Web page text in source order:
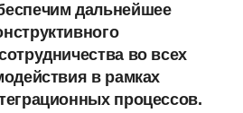
дальнейшее
во всех
в рамках
процессов.